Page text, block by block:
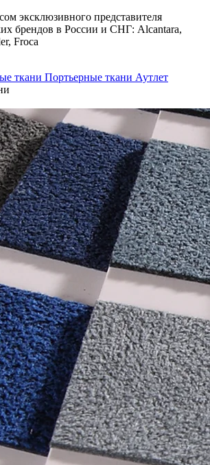
эксклюзивного представителя
брендов в России и СНГ: Alcantara,
Froca
ткани Портьерные ткани Аутлет